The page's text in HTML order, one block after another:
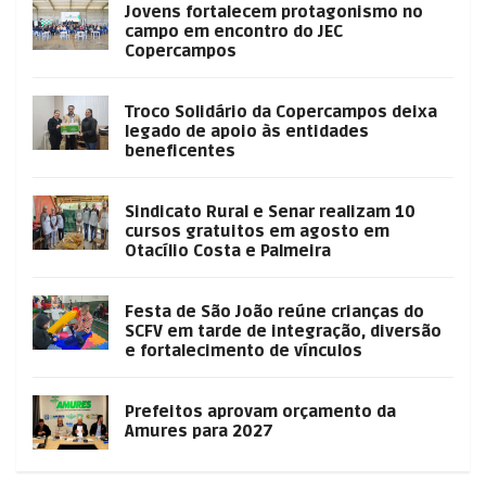
Jovens fortalecem protagonismo no
campo em encontro do JEC
Copercampos
Troco Solidário da Copercampos deixa
legado de apoio às entidades
beneficentes
Sindicato Rural e Senar realizam 10
cursos gratuitos em agosto em
Otacílio Costa e Palmeira
Festa de São João reúne crianças do
SCFV em tarde de integração, diversão
e fortalecimento de vínculos
Prefeitos aprovam orçamento da
Amures para 2027